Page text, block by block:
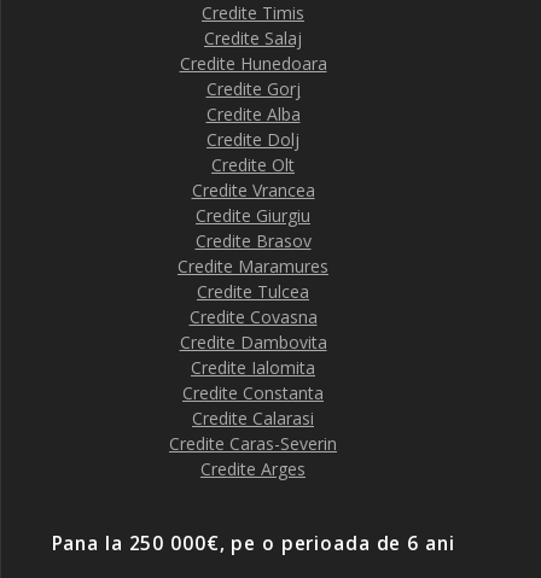
Credite Timis
Credite Salaj
Credite Hunedoara
Credite Gorj
Credite Alba
Credite Dolj
Credite Olt
Credite Vrancea
Credite Giurgiu
Credite Brasov
Credite Maramures
Credite Tulcea
Credite Covasna
Credite Dambovita
Credite Ialomita
Credite Constanta
Credite Calarasi
Credite Caras-Severin
Credite Arges
Pana la 250 000€, pe o perioada de 6 ani